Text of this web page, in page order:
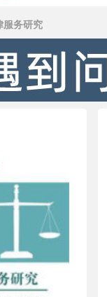
服务研究